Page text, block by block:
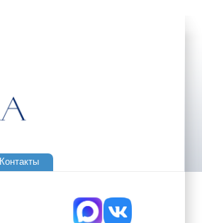
Контакты